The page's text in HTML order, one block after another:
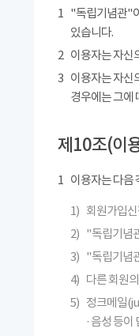
1 "독립기념관"
있습니다.
2 이용자는 자신
3 이용자는 자신
경우에는 그에
제10조(이
1 이용자는 다음
1) 회원가입
2) "독립기념
3) "독립기념
4) 다른 회원
5) 정크메일
· 음성 등